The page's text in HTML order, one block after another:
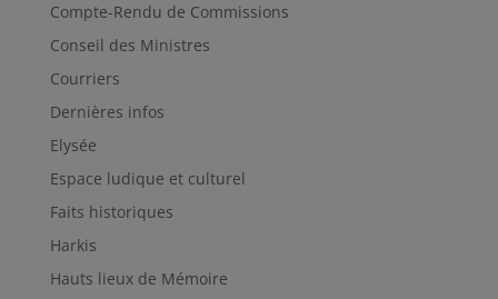
Compte-Rendu de Commissions
Conseil des Ministres
Courriers
Dernières infos
Elysée
Espace ludique et culturel
Faits historiques
Harkis
Hauts lieux de Mémoire